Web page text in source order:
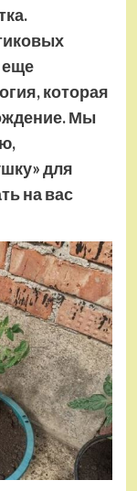
еще
которая
Мы
для
на вас